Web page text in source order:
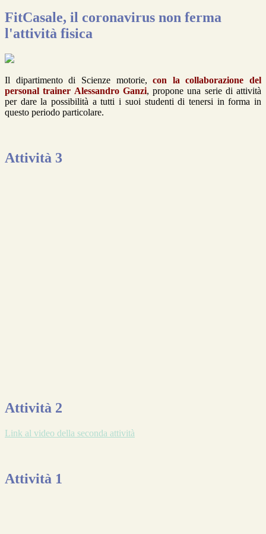
FitCasale, il coronavirus non ferma
l'attività fisica
Il dipartimento di Scienze motorie,con la collaborazione del
personal trainer Alessandro Ganzi, propone una serie di attività
per dare la possibilità a tutti i suoi studenti di tenersi in forma in
questo periodo particolare.
Attività 3
Attività 2
Link al video della seconda attività
Attività 1